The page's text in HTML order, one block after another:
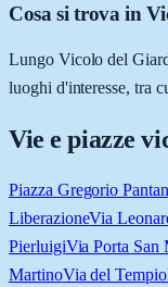
Cosa si trova in
Lungo Vicolo del
luoghi d'interesse, tra
Vie e piazze
Piazza Gregorio
LiberazioneVia
PierluigiVia Porta San
MartinoVia del Tempio